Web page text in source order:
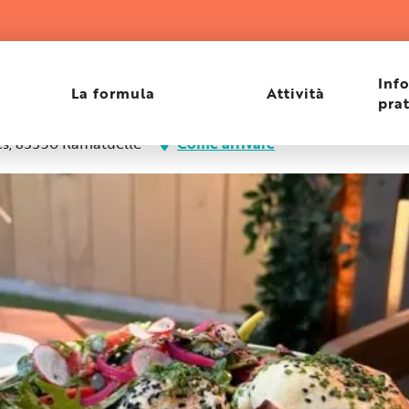
La formula Attività
83350 Ramatuelle Come arrivare